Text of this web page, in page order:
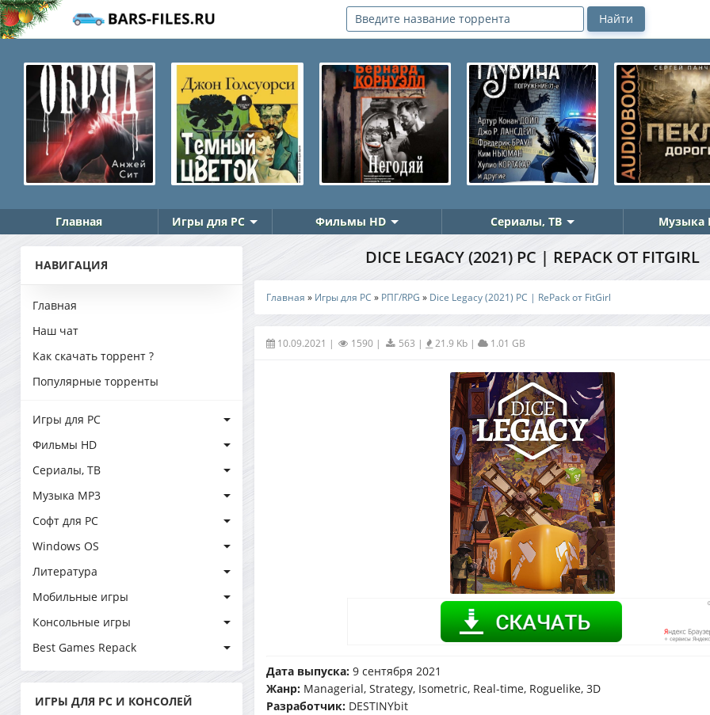
Главная Игры для PC Фильмы HD Сериалы, ТВ Музыка
НАВИГАЦИЯ
Главная
Наш чат
Как скачать торрент ?
Популярные торренты
Игры для PC
Фильмы HD
Сериалы, ТВ
Музыка MP3
Софт для PC
Windows OS
Литература
Мобильные игры
Консольные игры
Best Games Repack
ИГРЫ ДЛЯ PC И КОНСОЛЕЙ
DICE LEGACY (2021) PC | REPACK ОТ FITGIRL
Главная » Игры для PC » РПГ/RPG » Dice Legacy (2021) PC | RePack от FitGirl
10.09.2021 | 1590 | 563 | 21.9 Kb| 1.01 GB
Дата выпуска: 9 сентября 2021
Жанр: Managerial, Strategy, Isometric, Real-time, Roguelike, 3D
Разработчик: DESTINYbit